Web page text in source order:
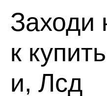
Заходи
к
и, Лсд